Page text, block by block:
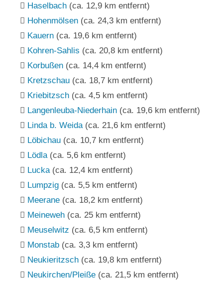
Haselbach (ca. 12,9 km entfernt)
Hohenmölsen (ca. 24,3 km entfernt)
Kauern (ca. 19,6 km entfernt)
Kohren-Sahlis (ca. 20,8 km entfernt)
Korbußen (ca. 14,4 km entfernt)
Kretzschau (ca. 18,7 km entfernt)
Kriebitzsch (ca. 4,5 km entfernt)
Langenleuba-Niederhain (ca. 19,6 km entfernt)
Linda b. Weida (ca. 21,6 km entfernt)
Löbichau (ca. 10,7 km entfernt)
Lödla (ca. 5,6 km entfernt)
Lucka (ca. 12,4 km entfernt)
Lumpzig (ca. 5,5 km entfernt)
Meerane (ca. 18,2 km entfernt)
Meineweh (ca. 25 km entfernt)
Meuselwitz (ca. 6,5 km entfernt)
Monstab (ca. 3,3 km entfernt)
Neukieritzsch (ca. 19,8 km entfernt)
Neukirchen/Pleiße (ca. 21,5 km entfernt)